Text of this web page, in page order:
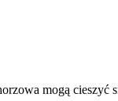
mogą cieszyć